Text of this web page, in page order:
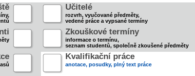
Učitelé
rozvrh, vyučované předměty,
vedené práce a vypsané termíny
Zkouškové termíny
informace o termínu,
seznam studentů, společně zkoušené předměty
Kvalifikační práce
anotace, posudky, plný text práce